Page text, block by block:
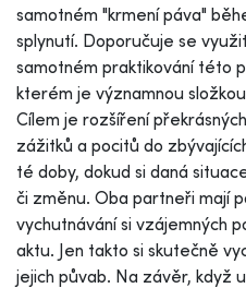
samotném "krmení páva"
splynutí. Doporučuje se
samotném praktikování této
kterém je významnou
Cílem je rozšíření
zážitků a pocitů do
té doby, dokud si daná
či změnu. Oba partneři mají
vychutnávání si vzájemných
aktu. Jen takto si skutečně
jejich půvab. Na závěr, když